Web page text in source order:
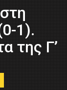
1).
της Γ’